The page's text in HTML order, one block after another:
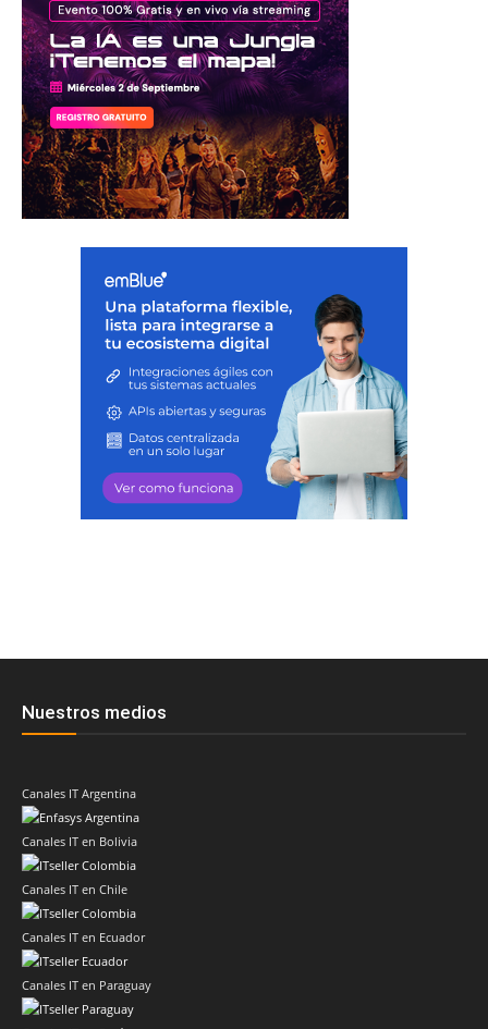
Nuestros medios
Canales IT Argentina
Canales IT en Bolivia
Canales IT en Chile
Canales IT en Ecuador
Canales IT en Paraguay